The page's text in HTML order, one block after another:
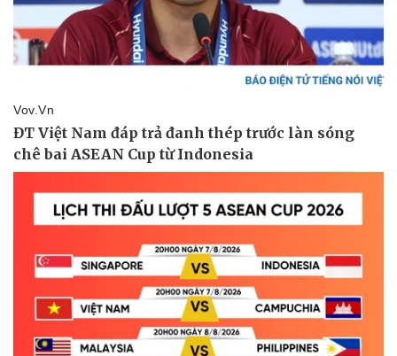
Pháp luật
Tin nóng
Tư vấn luật
Quân sự - Quốc phòng
Vũ khí
Việt Nam
Phân tích